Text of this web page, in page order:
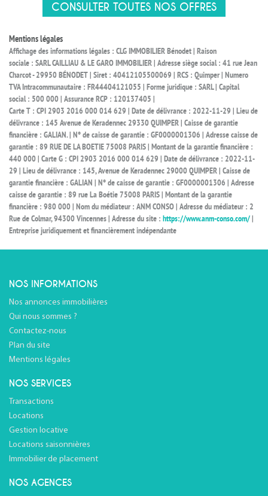
CONSULTER TOUTES NOS OFFRES
Mentions légales
Affichage des informations légales : CLG IMMOBILIER Bénodet | Raison
sociale : SARL CAILLIAU & LE GARO IMMOBILIER | Adresse siège social : 41 rue Jean
Charcot - 29950 BÉNODET | Siret : 40412105500069 | RCS : Quimper | Numero
TVA Intracommunautaire : FR44404121055 | Forme juridique : SARL | Capital
social : 500 000 | Assurance RCP : 120137405 |
Carte T : CPI 2903 2016 000 014 629 | Date de délivrance : 2022-11-29 | Lieu de
délivrance : 145 Avenue de Keradennec 29330 QUIMPER | Caisse de garantie
financière : GALIAN. | N° de caisse de garantie : GF0000001306 | Adresse caisse de
garantie : 89 RUE DE LA BOETIE 75008 PARIS | Montant de la garantie financière :
440 000 | Carte G : CPI 2903 2016 000 014 629 | Date de délivrance : 2022-11-
29 | Lieu de délivrance : 145, Avenue de Keradennec 29000 QUIMPER | Caisse de
garantie financière : GALIAN | N° de caisse de garantie : GF0000001306 | Adresse
caisse de garantie : 89 rue La Boétie 75008 PARIS | Montant de la garantie
financière : 980 000 | Nom du médiateur : ANM CONSO | Adresse du médiateur : 2
Rue de Colmar, 94300 Vincennes | Adresse du site : https://www.anm-conso.com/
Entreprise juridiquement et financièrement indépendante
NOS INFORMATIONS
Nos annonces immobilières
Qui nous sommes ?
Contactez-nous
Plan du site
Mentions légales
NOS SERVICES
Transactions
Locations
Gestion locative
Locations saisonnières
Immobilier de placement
NOS AGENCES